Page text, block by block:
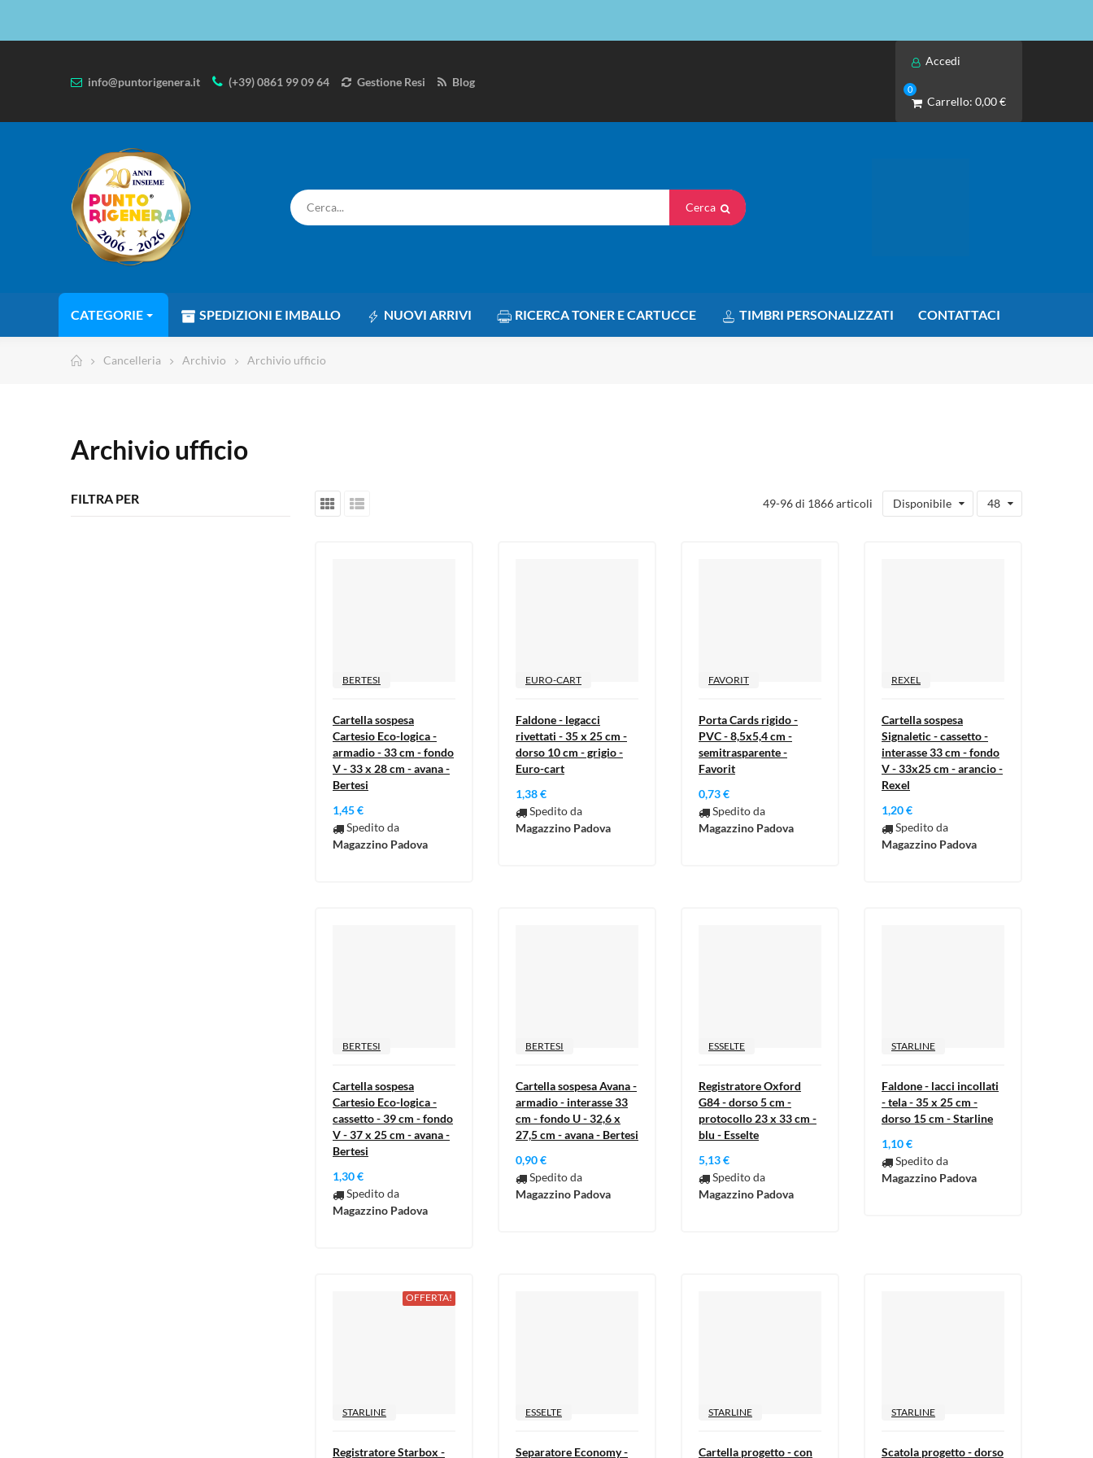
info@puntorigenera.it (+39) 0861 99 09 64 Gestione Resi Blog
Accedi
0
Carrello: 0,00 €
Cerca
CATEGORIE SPEDIZIONI E IMBALLO NUOVI ARRIVI RICERCA TONER E CARTUCCE TIMBRI PERSONALIZZATI CONTATTACI
Cancelleria Archivio Archivio ufficio
Archivio ufficio
Disponibile 48
49-96 di 1866 articoli
BERTESI
Cartella sospesa
Cartesio Eco-logica -
armadio - 33 cm - fondo
V - 33 x 28 cm - avana -
Bertesi
1,45 €
Spedito da
Magazzino Padova
EURO-CART
Faldone - legacci
rivettati - 35 x 25 cm -
dorso 10 cm - grigio -
Euro-cart
1,38 €
Spedito da
Magazzino Padova
FAVORIT
Porta Cards rigido -
PVC - 8,5x5,4 cm -
semitrasparente -
Favorit
0,73 €
Spedito da
Magazzino Padova
REXEL
Cartella sospesa
Signaletic - cassetto -
interasse 33 cm - fondo
V - 33x25 cm - arancio -
Rexel
1,20 €
Spedito da
Magazzino Padova
BERTESI
Cartella sospesa
Cartesio Eco-logica -
cassetto - 39 cm - fondo
V - 37 x 25 cm - avana -
Bertesi
1,30 €
Spedito da
Magazzino Padova
BERTESI
Cartella sospesa Avana -
armadio - interasse 33
cm - fondo U - 32,6 x
27,5 cm - avana - Bertesi
0,90 €
Spedito da
Magazzino Padova
ESSELTE
Registratore Oxford
G84 - dorso 5 cm -
protocollo 23 x 33 cm -
blu - Esselte
5,13 €
Spedito da
Magazzino Padova
STARLINE
Faldone - lacci incollati
- tela - 35 x 25 cm -
dorso 15 cm - Starline
1,10 €
Spedito da
Magazzino Padova
OFFERTA!
STARLINE
Registratore Starbox -
ESSELTE
Separatore Economy -
STARLINE
Cartella progetto - con
STARLINE
Scatola progetto - dorso
FILTRA PER